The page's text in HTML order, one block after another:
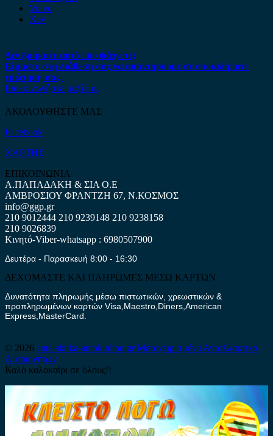
Volvo
Xev
Δεν βρήκατε αυτό που ψάχνετε;
Είμαστε στη διάθεση σας να απαντήσουμε σε οποιαδήποτε
ερώτηση σας.
Επικοινωνήστε μαζί μας
ΑΚΟΛΟΥΘΗΣΤΕ ΜΑΣ
Facebook
ΧΑΡΤΗΣ
ΕΠΙΚΟΙΝΩΝΙΑ
Α.ΠΑΠΑΔΑΚΗ & ΣΙΑ Ο.Ε
ΑΜΒΡΟΣΙΟΥ ΦΡΑΝΤΖΗ 67, Ν.ΚΟΣΜΟΣ
info@ggp.gr
210 9012444 210 9239148 210 9238158
210 9026839
Κινητό-Viber-whatsapp : 6980507900
Δευτέρα - Παρασκευή 8:00 - 16:30
ΔΕΧΟΜΑΣΤΕ ΚΑΙ ΠΛΗΡΩΜΕΣ ΜΕΣΩ ΚΑΡΤΩΝ
Δυνατότητα πληρωμής μέσω πιστωτικών, χρεωστικών &
προπληρωμένων καρτών Visa,Maestro,Diners,American
Express,MasterCard.
© 2026 antalaktika-autokinitou.grΜεταχειρισμένα Ανταλλακτικά
Αυτοκινήτων
Καλό καλοκαίρι σε όλους!!